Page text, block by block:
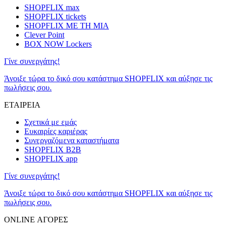
SHOPFLIX max
SHOPFLIX tickets
SHOPFLIX ΜΕ ΤΗ ΜΙΑ
Clever Point
BOX NOW Lockers
Γίνε συνεργάτης!
Άνοιξε τώρα το δικό σου κατάστημα SHOPFLIX και αύξησε τις
πωλήσεις σου.
ΕΤΑΙΡΕΙΑ
Σχετικά με εμάς
Ευκαιρίες καριέρας
Συνεργαζόμενα καταστήματα
SHOPFLIX B2B
SHOPFLIX app
Γίνε συνεργάτης!
Άνοιξε τώρα το δικό σου κατάστημα SHOPFLIX και αύξησε τις
πωλήσεις σου.
ONLINE ΑΓΟΡΕΣ